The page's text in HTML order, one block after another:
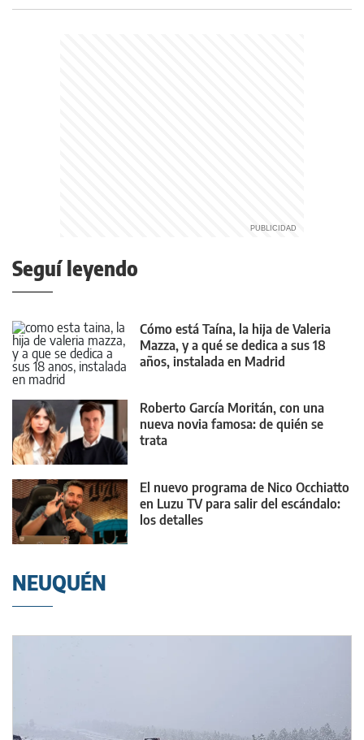
Seguí leyendo
Cómo está Taína, la hija de Valeria
Mazza, y a qué se dedica a sus 18
años, instalada en Madrid
Roberto García Moritán, con una
nueva novia famosa: de quién se
trata
El nuevo programa de Nico Occhiatto
en Luzu TV para salir del escándalo:
los detalles
NEUQUÉN